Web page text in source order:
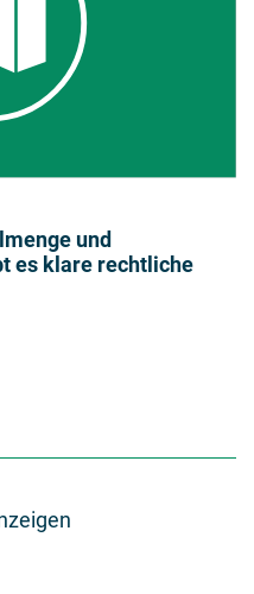
und
es klare rechtliche